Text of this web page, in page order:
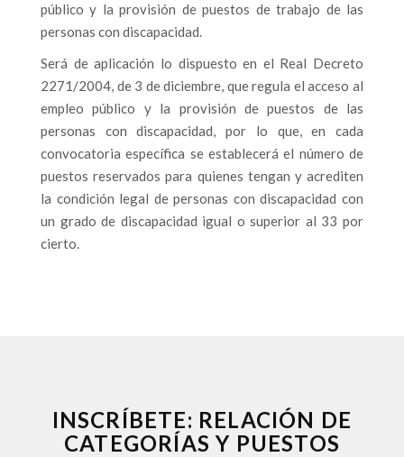
público y la provisión de puestos de trabajo de las
personas con discapacidad.
Será de aplicación lo dispuesto en el Real Decreto
2271/2004, de 3 de diciembre, que regula el acceso al
empleo público y la provisión de puestos de las
personas con discapacidad, por lo que, en cada
convocatoria específica se establecerá el número de
puestos reservados para quienes tengan y acrediten
la condición legal de personas con discapacidad con
un grado de discapacidad igual o superior al 33 por
cierto.
INSCRÍBETE: RELACIÓN DE
CATEGORÍAS Y PUESTOS